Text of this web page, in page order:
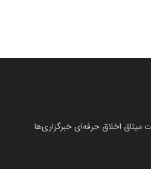
میثاق اخلاق حرفه‌ای خبرگزاری‌ها